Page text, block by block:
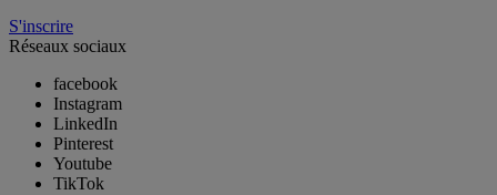
S'inscrire
Réseaux sociaux
facebook
Instagram
LinkedIn
Pinterest
Youtube
TikTok